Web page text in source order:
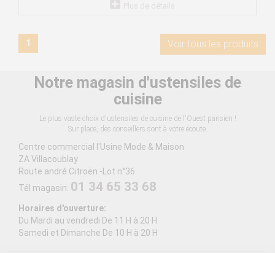
1 Voir tous les produits
Notre magasin d'ustensiles de
cuisine
Le plus vaste choix d'ustensiles de cuisine de l'Ouest parisien !
Sur place, des conseillers sont à votre écoute.
Centre commercial l'Usine Mode & Maison
ZA Villacoublay
Route andré Citroën -Lot n°36
Tél magasin: 01 34 65 33 68
Horaires d'ouverture:
Du Mardi au vendredi De 11 H à 20 H
Samedi et Dimanche De 10 H à 20 H